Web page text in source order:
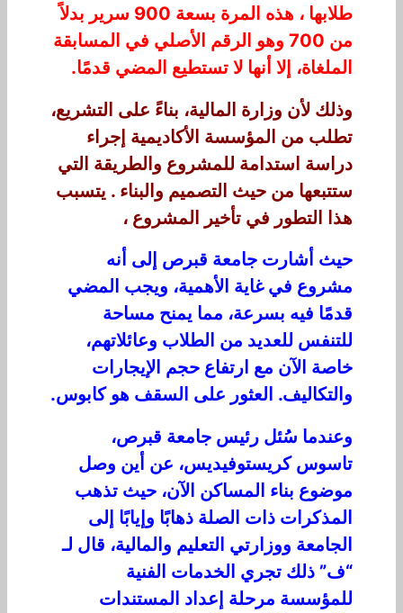
طلابها ، هذه المرة بسعة 900 سرير بدلاً
من 700 وهو الرقم الأصلي في المسابقة
الملغاة، إلا أنها لا تستطيع المضي قدمًا.
وذلك لأن وزارة المالية، بناءً على التشريع،
تطلب من المؤسسة الأكاديمية إجراء
دراسة استدامة للمشروع والطريقة التي
ستتبعها من حيث التصميم والبناء . يتسبب
هذا التطور في تأخير المشروع ،
حيث أشارت جامعة قبرص إلى أنه
مشروع في غاية الأهمية، ويجب المضي
قدمًا فيه بسرعة، مما يمنح مساحة
للتنفس للعديد من الطلاب وعائلاتهم،
خاصة الآن مع ارتفاع حجم الإيجارات
والتكاليف. العثور على السقف هو كابوس.
وعندما سُئل رئيس جامعة قبرص،
تاسوس كريستوفيديس، عن أين وصل
موضوع بناء المساكن الآن، حيث تذهب
المذكرات ذات الصلة ذهابًا وإيابًا إلى
الجامعة ووزارتي التعليم والمالية، قال لـ
“ف” ذلك تجري الخدمات الفنية
للمؤسسة مرحلة إعداد المستندات